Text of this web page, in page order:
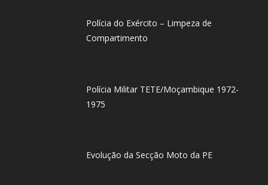
Polícia do Exército – Limpeza de
Compartimento
Polícia Militar TETE/Moçambique 1972-
1975
Evolução da Secção Moto da PE